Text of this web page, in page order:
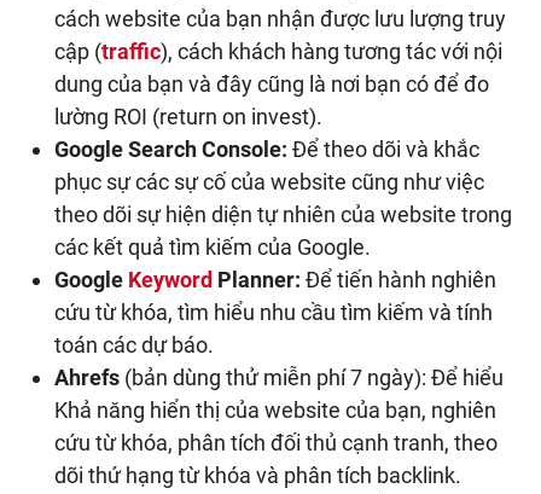
cách website của bạn nhận được lưu lượng truy
cập (traffic), cách khách hàng tương tác với nội
dung của bạn và đây cũng là nơi bạn có để đo
lường ROI (return on invest).
Google Search Console: Để theo dõi và khắc
phục sự các sự cố của website cũng như việc
theo dõi sự hiện diện tự nhiên của website trong
các kết quả tìm kiếm của Google.
Google Keyword Planner: Để tiến hành nghiên
cứu từ khóa, tìm hiểu nhu cầu tìm kiếm và tính
toán các dự báo.
Ahrefs (bản dùng thử miễn phí 7 ngày): Để hiểu
Khả năng hiển thị của website của bạn, nghiên
cứu từ khóa, phân tích đối thủ cạnh tranh, theo
dõi thứ hạng từ khóa và phân tích backlink.